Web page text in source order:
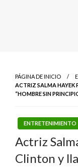
PÁGINA DE INICIO
ACTRIZ SALMA HAYEK
“HOMBRE SIN
ENTRETENIMIENTO
Actriz
Clinton y